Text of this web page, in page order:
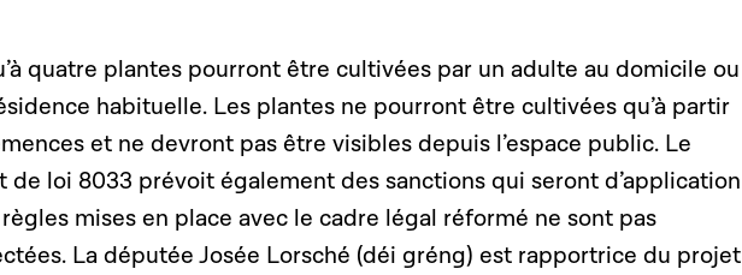
quatre plantes pourront être cultivées par un adulte au domicile ou
habituelle. Les plantes ne pourront être cultivées qu’à partir
et ne devront pas être visibles depuis l’espace public. Le
de loi 8033 prévoit également des sanctions qui seront d’application
mises en place avec le cadre légal réformé ne sont pas
La députée Josée Lorsché (déi gréng) est rapportrice du projet